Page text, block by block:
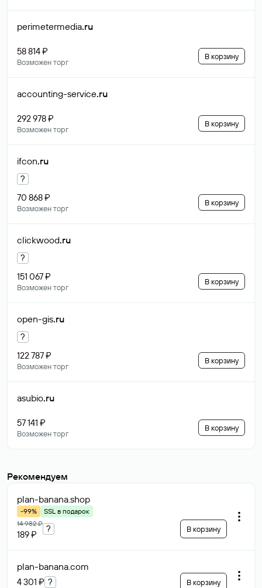
perimetermedia.ru
58 814 ₽
Возможен торг
В корзину
accounting-service.ru
292 978 ₽
Возможен торг
В корзину
ifcon.ru
?
70 868 ₽
Возможен торг
В корзину
clickwood.ru
?
151 067 ₽
Возможен торг
В корзину
open-gis.ru
?
122 787 ₽
Возможен торг
В корзину
asubio.ru
57 141 ₽
Возможен торг
В корзину
Рекомендуем
plan-banana.shop
-99%
SSL в подарок
14 982 ₽
189 ₽
? В корзину
plan-banana.com
4 301 ₽ ? В корзину